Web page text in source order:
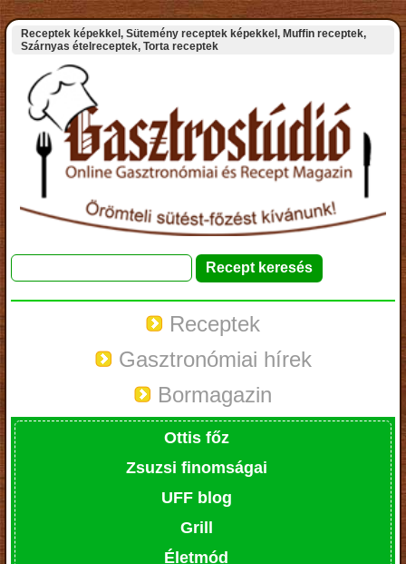
Receptek képekkel, Sütemény receptek képekkel, Muffin receptek,
Szárnyas ételreceptek, Torta receptek
Receptek
Gasztronómiai hírek
Bormagazin
Ottis főz
Zsuzsi finomságai
UFF blog
Grill
Életmód